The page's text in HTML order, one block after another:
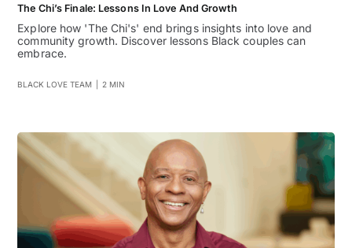
The Chi’s Finale: Lessons In Love And Growth
Explore how 'The Chi's' end brings insights into love and
community growth. Discover lessons Black couples can
embrace.
BLACK LOVE TEAM 2 MIN